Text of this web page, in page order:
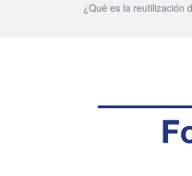
¿Qué es la reutilización